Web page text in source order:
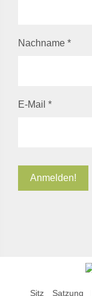
Nachname *
E-Mail *
Sitz Satzung